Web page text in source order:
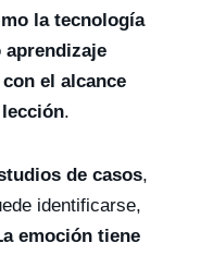
la tecnología
aprendizaje
el alcance
.
de casos,
identificarse,
emoción tiene